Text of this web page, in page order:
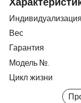
Индивидуализация
Вес
Гарантия
Модель №.
Цикл жизни